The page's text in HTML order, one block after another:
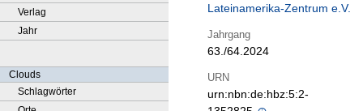
Verlag
Jahr
Clouds
Schlagwörter
Lateinamerika-Zentrum e.V.
Jahrgang
63./64.2024
URN
urn:nbn:de:hbz:5:2-